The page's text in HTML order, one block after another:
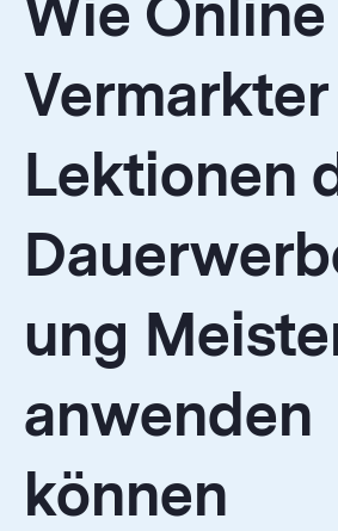
Wie Online
Lektionen
ung
anwenden
können